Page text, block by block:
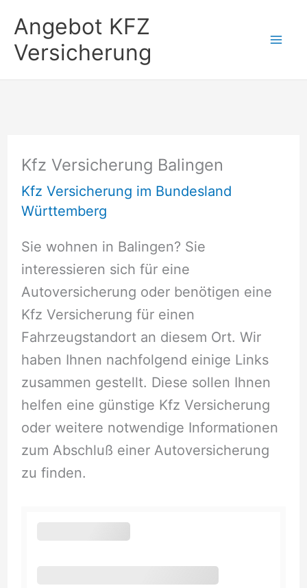
Inhalt
springen
Angebot KFZ
Versicherung
Kfz Versicherung Balingen
Kfz Versicherung im Bundesland
Württemberg
Sie wohnen in Balingen? Sie
interessieren sich für eine
Autoversicherung oder benötigen eine
Kfz Versicherung für einen
Fahrzeugstandort an diesem Ort. Wir
haben Ihnen nachfolgend einige Links
zusammen gestellt. Diese sollen Ihnen
helfen eine günstige Kfz Versicherung
oder weitere notwendige Informationen
zum Abschluß einer Autoversicherung
zu finden.